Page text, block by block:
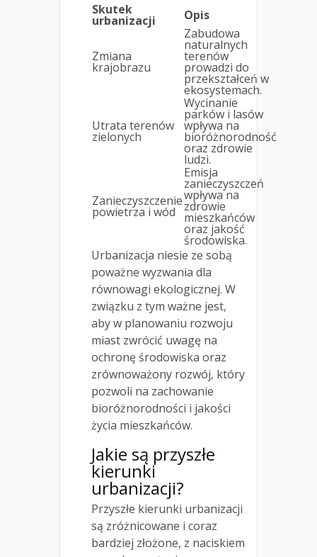
Skutek
urbanizacji Opis
Zmiana
krajobrazu
Zabudowa
naturalnych
terenów
prowadzi do
przekształceń w
ekosystemach.
Utrata terenów
zielonych
Wycinanie
parków i lasów
wpływa na
bioróżnorodność
oraz zdrowie
ludzi.
Zanieczyszczenie
powietrza i wód
Emisja
zanieczyszczeń
wpływa na
zdrowie
mieszkańców
oraz jakość
środowiska.
Urbanizacja niesie ze sobą
poważne wyzwania dla
równowagi ekologicznej. W
związku z tym ważne jest,
aby w planowaniu rozwoju
miast zwrócić uwagę na
ochronę środowiska oraz
zrównoważony rozwój, który
pozwoli na zachowanie
bioróżnorodności i jakości
życia mieszkańców.
Jakie są przyszłe
kierunki
urbanizacji?
Przyszłe kierunki urbanizacji
są zróżnicowane i coraz
bardziej złożone, z naciskiem